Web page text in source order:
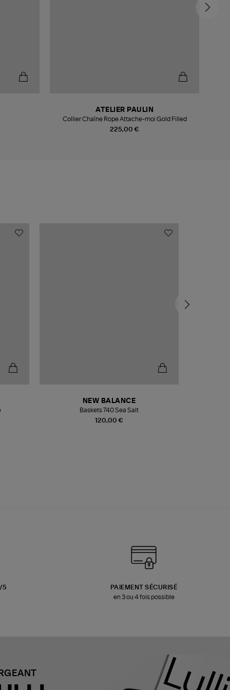
225,00 €
ATELIER PAULIN
Collier Chaîne Rope Attache-moi Gold Filled
120,00 €
NEW BALANCE
Baskets 740 Sea Salt
5
PAIEMENT SÉCURISÉ
en 3 ou 4 fois possible